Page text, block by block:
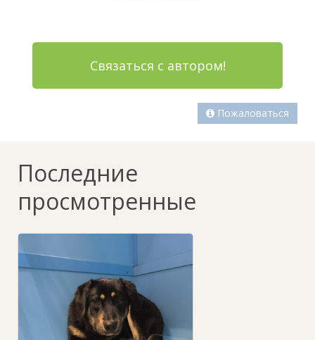
Связаться с автором!
Пожаловаться
Последние
просмотренные